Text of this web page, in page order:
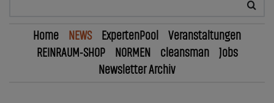
Home NEWS ExpertenPool
Veranstaltungen
REINRAUM-SHOP
NORMEN cleansman
Jobs
Newsletter Archiv